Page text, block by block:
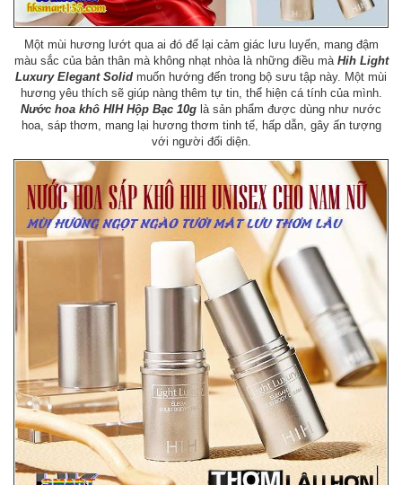
Một mùi hương lướt qua ai đó để lại cảm giác lưu luyến, mang đậm
màu sắc của bản thân mà không nhạt nhòa là những điều mà Hih Light
Luxury Elegant Solid muốn hướng đến trong bộ sưu tập này. Một mùi
hương yêu thích sẽ giúp nàng thêm tự tin, thể hiện cá tính của mình.
Nước hoa khô HIH Hộp Bạc 10g là sản phẩm được dùng như nước
hoa, sáp thơm, mang lại hương thơm tinh tế, hấp dẫn, gây ấn tượng
với người đối diện.